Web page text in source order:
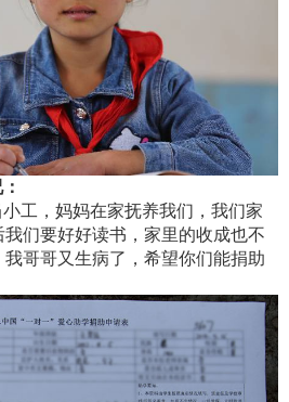
工，妈妈在家抚养我们，我们家
们要好好读书，家里的收成也不
哥哥又生病了，希望你们能捐助